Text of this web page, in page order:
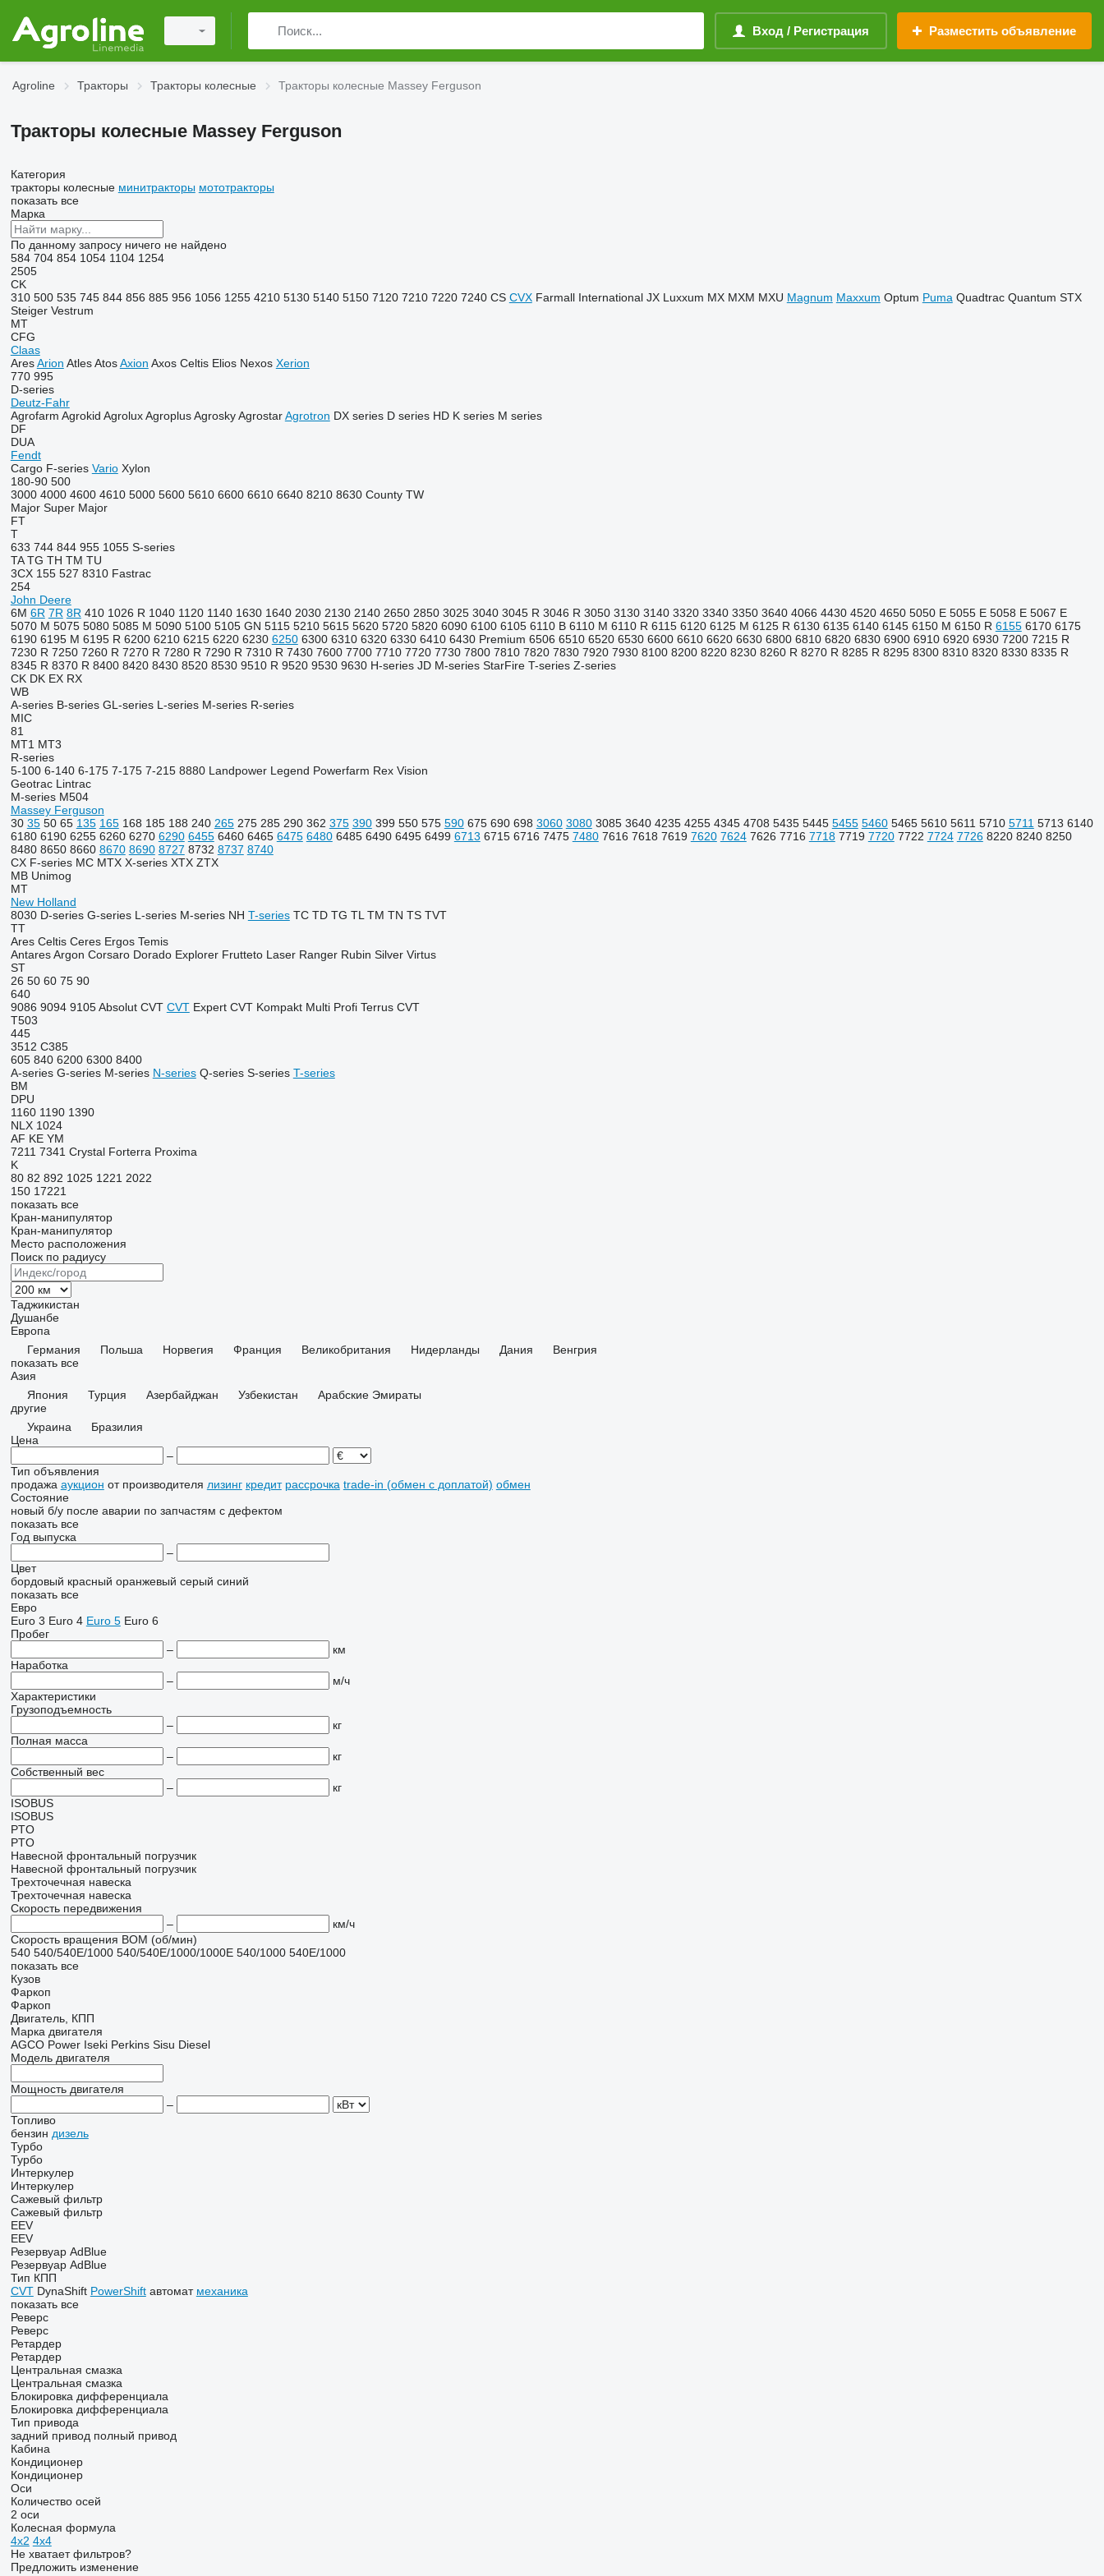
Вход / Регистрация Разместить объявление
Agroline Тракторы Тракторы колесные Тракторы колесные Massey Ferguson
Тракторы колесные Massey Ferguson
Категория
тракторы колесные минитракторы мототракторы
показать все
Марка
По данному запросу ничего не найдено
584 704 854 1054 1104 1254
2505
CK
310 500 535 745 844 856 885 956 1056 1255 4210 5130 5140 5150 7120 7210 7220 7240 CS CVX Farmall International JX Luxxum MX MXM MXU Magnum Maxxum Optum Puma Quadtrac Quantum STX
Steiger Vestrum
MT
CFG
Claas
Ares Arion Atles Atos Axion Axos Celtis Elios Nexos Xerion
770 995
D-series
Deutz-Fahr
Agrofarm Agrokid Agrolux Agroplus Agrosky Agrostar Agrotron DX series D series HD K series M series
DF
DUA
Fendt
Cargo F-series Vario Xylon
180-90 500
3000 4000 4600 4610 5000 5600 5610 6600 6610 6640 8210 8630 County TW
Major Super Major
FT
T
633 744 844 955 1055 S-series
TA TG TH TM TU
3CX 155 527 8310 Fastrac
254
John Deere
6M 6R 7R 8R 410 1026 R 1040 1120 1140 1630 1640 2030 2130 2140 2650 2850 3025 3040 3045 R 3046 R 3050 3130 3140 3320 3340 3350 3640 4066 4430 4520 4650 5050 E 5055 E 5058 E 5067 E
5070 M 5075 5080 5085 M 5090 5100 5105 GN 5115 5210 5615 5620 5720 5820 6090 6100 6105 6110 B 6110 M 6110 R 6115 6120 6125 M 6125 R 6130 6135 6140 6145 6150 M 6150 R 6155 6170 6175
6190 6195 M 6195 R 6200 6210 6215 6220 6230 6250 6300 6310 6320 6330 6410 6430 Premium 6506 6510 6520 6530 6600 6610 6620 6630 6800 6810 6820 6830 6900 6910 6920 6930 7200 7215 R
7230 R 7250 7260 R 7270 R 7280 R 7290 R 7310 R 7430 7600 7700 7710 7720 7730 7800 7810 7820 7830 7920 7930 8100 8200 8220 8230 8260 R 8270 R 8285 R 8295 8300 8310 8320 8330 8335 R
8345 R 8370 R 8400 8420 8430 8520 8530 9510 R 9520 9530 9630 H-series JD M-series StarFire T-series Z-series
CK DK EX RX
WB
A-series B-series GL-series L-series M-series R-series
MIC
81
MT1 MT3
R-series
5-100 6-140 6-175 7-175 7-215 8880 Landpower Legend Powerfarm Rex Vision
Geotrac Lintrac
M-series M504
Massey Ferguson
30 35 50 65 135 165 168 185 188 240 265 275 285 290 362 375 390 399 550 575 590 675 690 698 3060 3080 3085 3640 4235 4255 4345 4708 5435 5445 5455 5460 5465 5610 5611 5710 5711 5713 6140
6180 6190 6255 6260 6270 6290 6455 6460 6465 6475 6480 6485 6490 6495 6499 6713 6715 6716 7475 7480 7616 7618 7619 7620 7624 7626 7716 7718 7719 7720 7722 7724 7726 8220 8240 8250
8480 8650 8660 8670 8690 8727 8732 8737 8740
CX F-series MC MTX X-series XTX ZTX
MB Unimog
MT
New Holland
8030 D-series G-series L-series M-series NH T-series TC TD TG TL TM TN TS TVT
TT
Ares Celtis Ceres Ergos Temis
Antares Argon Corsaro Dorado Explorer Frutteto Laser Ranger Rubin Silver Virtus
ST
26 50 60 75 90
640
9086 9094 9105 Absolut CVT CVT Expert CVT Kompakt Multi Profi Terrus CVT
T503
445
3512 C385
605 840 6200 6300 8400
A-series G-series M-series N-series Q-series S-series T-series
BM
DPU
1160 1190 1390
NLX 1024
AF KE YM
7211 7341 Crystal Forterra Proxima
K
80 82 892 1025 1221 2022
150 17221
показать все
Кран-манипулятор
Кран-манипулятор
Место расположения
Поиск по радиусу
Таджикистан
Душанбе
Европа
Германия
Польша Норвегия Франция Великобритания Нидерланды Дания
Венгрия
показать все
Азия
Япония
Турция Азербайджан Узбекистан
Арабские Эмираты
другие
Украина
Бразилия
Цена
–
Тип объявления
продажа аукцион от производителя лизинг кредит рассрочка trade-in (обмен с доплатой) обмен
Состояние
новый б/у после аварии по запчастям с дефектом
показать все
Год выпуска
–
Цвет
бордовый красный оранжевый серый синий
показать все
Евро
Euro 3 Euro 4 Euro 5 Euro 6
Пробег
–
км
Наработка
–
м/ч
Характеристики
Грузоподъемность
–
кг
Полная масса
–
кг
Собственный вес
–
кг
ISOBUS
ISOBUS
PTO
PTO
Навесной фронтальный погрузчик
Навесной фронтальный погрузчик
Трехточечная навеска
Трехточечная навеска
Скорость передвижения
–
км/ч
Скорость вращения ВОМ (об/мин)
540 540/540E/1000 540/540E/1000/1000E 540/1000 540E/1000
показать все
Кузов
Фаркоп
Фаркоп
Двигатель, КПП
Марка двигателя
AGCO Power Iseki Perkins Sisu Diesel
Модель двигателя
Мощность двигателя
–
Топливо
бензин дизель
Турбо
Турбо
Интеркулер
Интеркулер
Сажевый фильтр
Сажевый фильтр
EEV
EEV
Резервуар AdBlue
Резервуар AdBlue
Тип КПП
CVT DynaShift PowerShift автомат механика
показать все
Реверс
Реверс
Ретардер
Ретардер
Центральная смазка
Центральная смазка
Блокировка дифференциала
Блокировка дифференциала
Тип привода
задний привод полный привод
Кабина
Кондиционер
Кондиционер
Оси
Количество осей
2 оси
Колесная формула
4x2 4x4
Не хватает фильтров?
Предложить изменение